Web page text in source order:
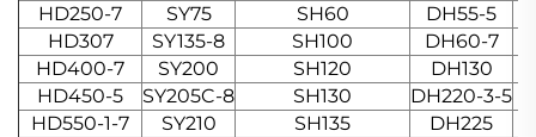
HD250-7
SY75 SH60 DH55-5
HD307
SY135-8 SH100 DH60-7
HD400-7
SY200 SH120 DH130
HD450-5
SY205C-8 SH130 DH220-3-5
HD550-1-7
SY210 SH135 DH225